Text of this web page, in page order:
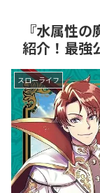
『水属性
紹介！最強
スローライフ